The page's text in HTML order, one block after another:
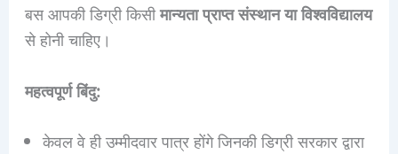
बस आपकी डिग्री किसीमान्यता प्राप्त संस्थान या विश्वविद्यालय
से होनी चाहिए।
महत्वपूर्ण बिंदु:
केवल वे ही उम्मीदवार पात्र होंगे जिनकी डिग्री सरकार द्वारा